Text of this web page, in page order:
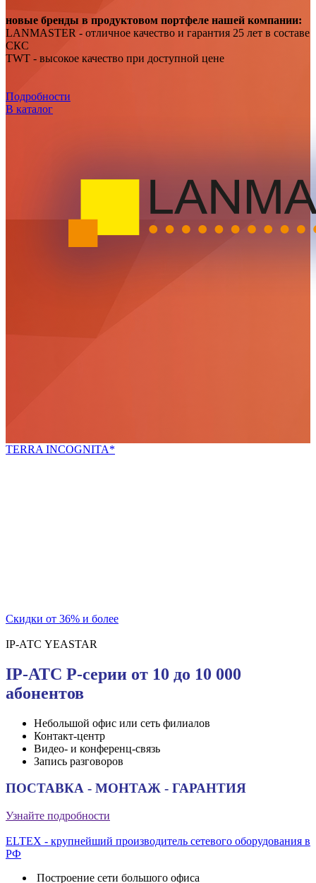
новые бренды в продуктовом портфеле нашей компании:
LANMASTER - отличное качество и гарантия 25 лет в составе
СКС
TWT - высокое качество при доступной цене
Подробности
В каталог
TERRA INCOGNITA*
Скидки от 36% и более
IP-АТС YEASTAR
IP-АТС P-серии от 10 до 10 000
абонентов
Небольшой офис или сеть филиалов
Контакт-центр
Видео- и конференц-связь
Запись разговоров
ПОСТАВКА - МОНТАЖ - ГАРАНТИЯ
Узнайте подробности
ELTEX - крупнейший производитель сетевого оборудования в
РФ
Построение сети большого офиса